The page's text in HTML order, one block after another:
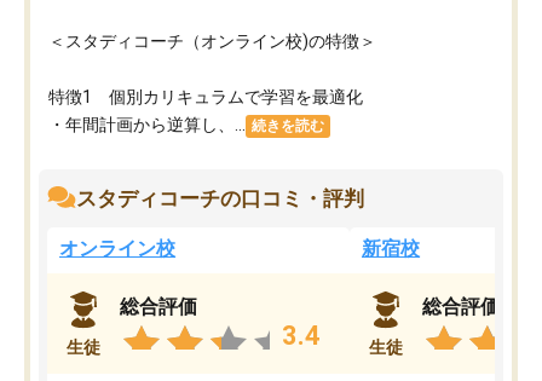
＜スタディコーチ（オンライン校)の特徴＞
特徴1 個別カリキュラムで学習を最適化
・年間計画から逆算し、...
続きを読む
スタディコーチの口コミ・評判
オンライン校
生徒
総合評価
3.4
新宿校
生徒
総合評価